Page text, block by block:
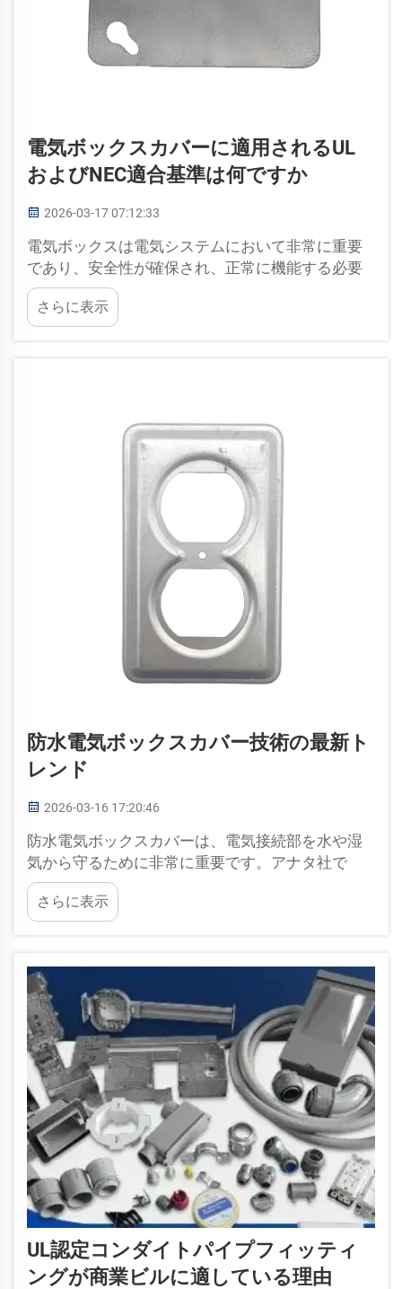
電気ボックスカバーに適用されるUL
およびNEC適合基準は何ですか
2026-03-17 07:12:33
電気ボックスは電気システムにおいて非常に重要
であり、安全性が確保され、正常に機能する必要
があります。電気工事の現場では、よくULおよび
NECという言葉が使われます。ULとは「アンダー
ライターズ・ラボラトリーズ（Underwriters
Electrical Co...）」です
さらに表示
防水電気ボックスカバー技術の最新ト
レンド
2026-03-16 17:20:46
防水電気ボックスカバーは、電気接続部を水や湿
気から守るために非常に重要です。アナタ社で
は、特に屋外や湿気の多い場所に設置される機器
を保護することがいかに重要であるかを十分に理
解しています。最新の技術により…
さらに表示
UL認定コンダイトパイプフィッティ
ングが商業ビルに適している理由